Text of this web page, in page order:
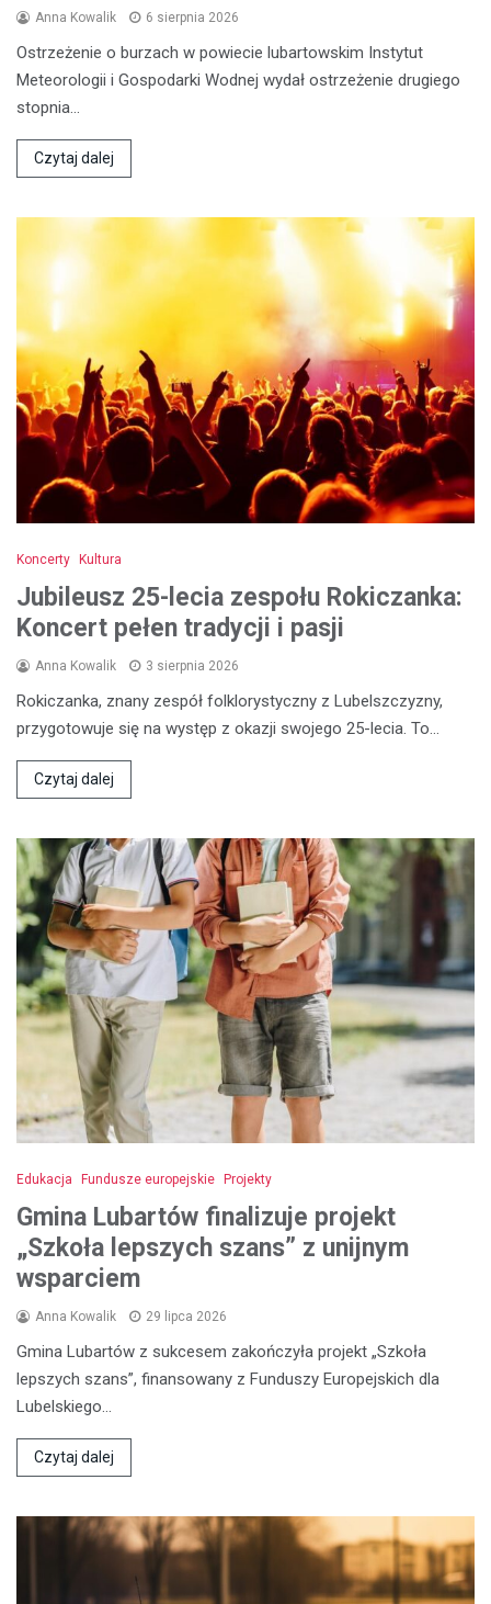
Anna Kowalik 6 sierpnia 2026
Ostrzeżenie o burzach w powiecie lubartowskim Instytut
Meteorologii i Gospodarki Wodnej wydał ostrzeżenie drugiego
stopnia…
Czytaj dalej
Koncerty Kultura
Jubileusz 25-lecia zespołu Rokiczanka:
Koncert pełen tradycji i pasji
Anna Kowalik 3 sierpnia 2026
Rokiczanka, znany zespół folklorystyczny z Lubelszczyzny,
przygotowuje się na występ z okazji swojego 25-lecia. To…
Czytaj dalej
Edukacja Fundusze europejskie Projekty
Gmina Lubartów finalizuje projekt
„Szkoła lepszych szans” z unijnym
wsparciem
Anna Kowalik 29 lipca 2026
Gmina Lubartów z sukcesem zakończyła projekt „Szkoła
lepszych szans”, finansowany z Funduszy Europejskich dla
Lubelskiego…
Czytaj dalej